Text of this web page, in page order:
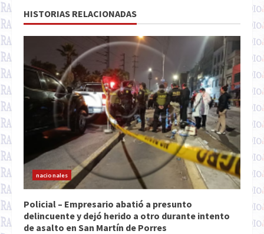
HISTORIAS RELACIONADAS
nacionales
Policial – Empresario abatió a presunto
delincuente y dejó herido a otro durante intento
de asalto en San Martín de Porres